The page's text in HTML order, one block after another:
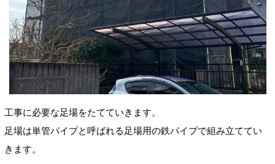
工事に必要な足場をたてていきます。
足場は単管パイプと呼ばれる足場用の鉄パイプで組み立ててい
きます。